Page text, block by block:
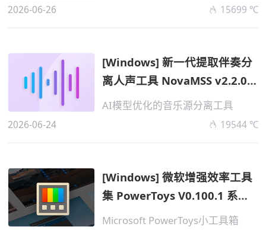
2026-06-26 15699 ℃
[Windows] 新一代提取伴奏分
离人声工具 NovaMSS v2.2.0
免费社区...
AI模型优化的音乐源分离工具
2026-06-24 19544 ℃
[Windows] 微软增强效率工具
集 PowerToys V0.100.1 系统
增强工具...
Microsoft PowerToys小工具箱